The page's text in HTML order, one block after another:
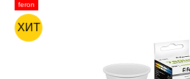
feron
ХИТ